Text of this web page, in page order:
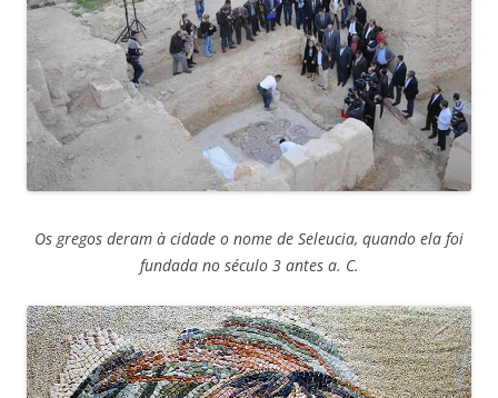
Os gregos deram à cidade o nome de Seleucia, quando ela foi
fundada no século 3 antes a. C.